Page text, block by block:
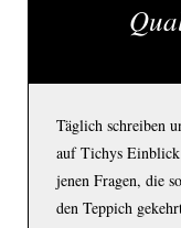
Täglich schreiben
auf Tichys
jenen Fragen, die
den Teppich